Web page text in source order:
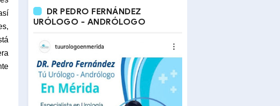
DR PEDRO FERNÁNDEZ
URÓLOGO - ANDRÓLOGO